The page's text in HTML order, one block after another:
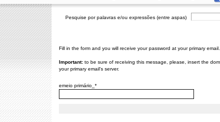
Pesquise por palavras e/ou expressões (entre aspas)
Fill in the form and you will receive your password at your primary email.
Important: to be sure of receiving this message, please, insert the
your primary email's server.
emeio primário_*